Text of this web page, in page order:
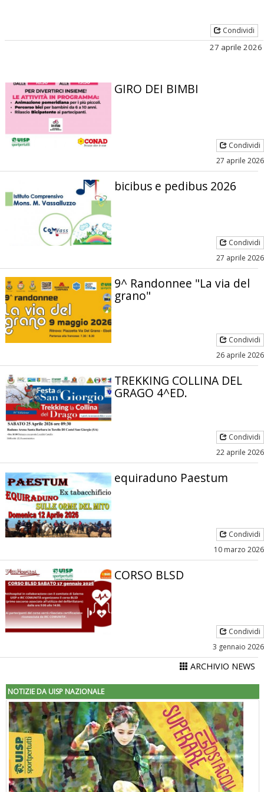
Condividi
27 aprile 2026
GIRO DEI BIMBI
Condividi
27 aprile 2026
bicibus e pedibus 2026
Condividi
27 aprile 2026
9^ Randonnee "La via del
grano"
Condividi
26 aprile 2026
TREKKING COLLINA DEL
GRAGO 4^ED.
Condividi
22 aprile 2026
equiraduno Paestum
Condividi
10 marzo 2026
CORSO BLSD
Condividi
3 gennaio 2026
ARCHIVIO NEWS
NOTIZIE DA UISP NAZIONALE